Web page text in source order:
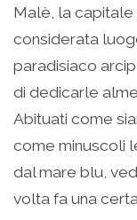
su
Facebook
(Si
apre
una
nuova
finestra)
su
Twitter
(Si
in
una
nuova
finestra)
in
Malè, la
considerata
paradisiaco
di dedicarle
Abituati come
come minuscoli
dal mare blu,
volta fa una